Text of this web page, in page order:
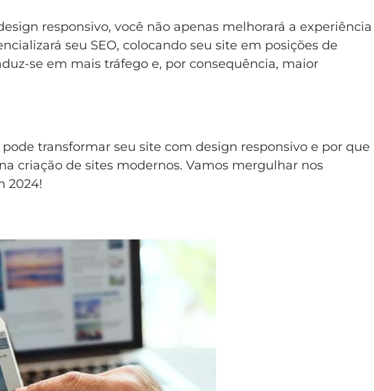
responsivo, você não apenas melhorará a experiência
seu SEO, colocando seu site em posições de
se em mais tráfego e, por consequência, maior
transformar seu site com design responsivo e por que
criação de sites modernos. Vamos mergulhar nos
2024!